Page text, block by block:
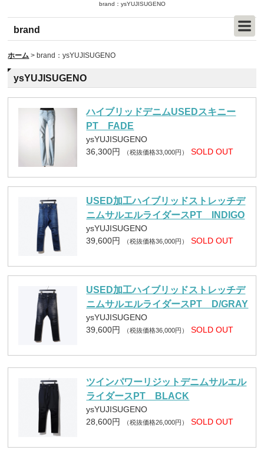
brand：ysYUJISUGENO
brand
ホーム > brand：ysYUJISUGENO
ysYUJISUGENO
ハイブリッドデニムUSEDスキニー
PT FADE
ysYUJISUGENO
36,300円
（税抜価格33,000円） SOLD OUT
USED加工ハイブリッドストレッチデ
ニムサルエルライダースPT INDIGO
ysYUJISUGENO
39,600円
（税抜価格36,000円） SOLD OUT
USED加工ハイブリッドストレッチデ
ニムサルエルライダースPT D/GRAY
ysYUJISUGENO
39,600円
（税抜価格36,000円） SOLD OUT
ツインパワーリジットデニムサルエル
ライダースPT BLACK
ysYUJISUGENO
28,600円
（税抜価格26,000円） SOLD OUT